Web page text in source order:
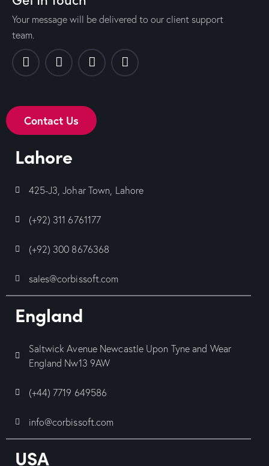
Your message will be delivered to our client support
team.
Contact Us
Lahore
425-J3, Johar Town, Lahore
(+92) 311 6761177
(+92) 300 8676368
sales@corbissoft.com
England
Saltwick Avenue Newcastle Upon Tyne and Wear
England Nw13 9AW
(+44) 7719 649586
info@corbissoft.com
USA